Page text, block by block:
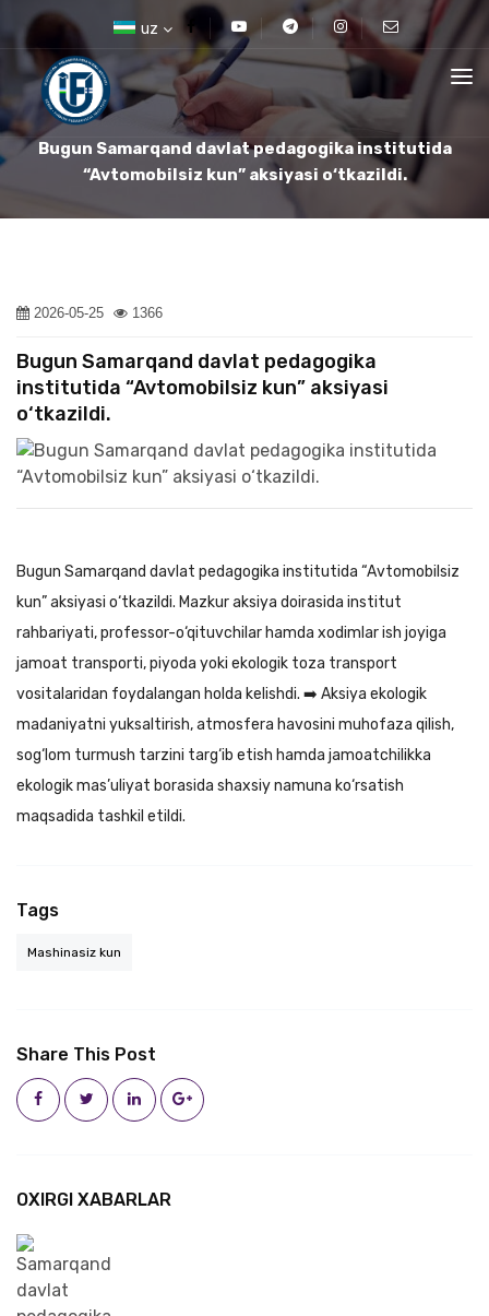
uz
Bugun Samarqand davlat pedagogika institutida
“Avtomobilsiz kun” aksiyasi o‘tkazildi.
2026-05-25 1366
Bugun Samarqand davlat pedagogika
institutida “Avtomobilsiz kun” aksiyasi
o‘tkazildi.
Bugun Samarqand davlat pedagogika institutida “Avtomobilsiz
kun” aksiyasi o‘tkazildi. Mazkur aksiya doirasida institut
rahbariyati, professor-o‘qituvchilar hamda xodimlar ish joyiga
jamoat transporti, piyoda yoki ekologik toza transport
vositalaridan foydalangan holda kelishdi. ➡️ Aksiya ekologik
madaniyatni yuksaltirish, atmosfera havosini muhofaza qilish,
sog‘lom turmush tarzini targ‘ib etish hamda jamoatchilikka
ekologik mas’uliyat borasida shaxsiy namuna ko‘rsatish
maqsadida tashkil etildi.
Tags
Mashinasiz kun
Share This Post
OXIRGI XABARLAR